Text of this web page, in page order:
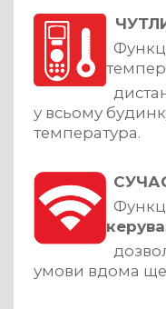
у всьому
температура.
умови вдома